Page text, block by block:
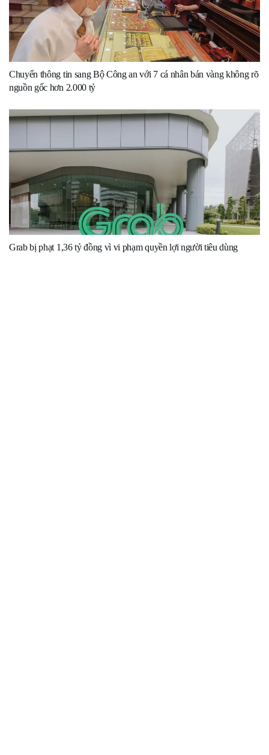
Chuyển thông tin sang Bộ Công an với 7 cá nhân bán vàng không rõ
nguồn gốc hơn 2.000 tỷ
Grab bị phạt 1,36 tỷ đồng vì vi phạm quyền lợi người tiêu dùng